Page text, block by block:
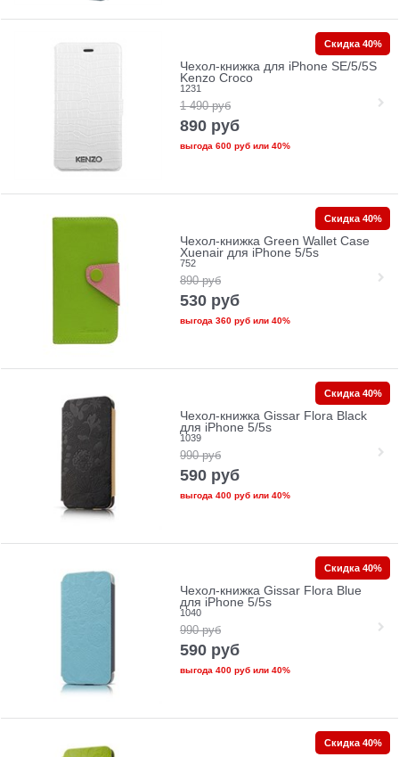
Чехол-книжка для iPhone SE/5/5S
Kenzo Croco
1231
1 490 руб
890 руб
выгода 600 рубили 40%
Скидка 40%
Чехол-книжка Green Wallet Case
Xuenair для iPhone 5/5s
752
890 руб
530 руб
выгода 360 рубили 40%
Скидка 40%
Чехол-книжка Gissar Flora Black
для iPhone 5/5s
1039
990 руб
590 руб
выгода 400 рубили 40%
Скидка 40%
Чехол-книжка Gissar Flora Blue
для iPhone 5/5s
1040
990 руб
590 руб
выгода 400 рубили 40%
Скидка 40%
Скидка 40%